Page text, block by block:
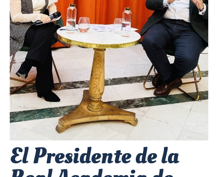
El Presidente de la